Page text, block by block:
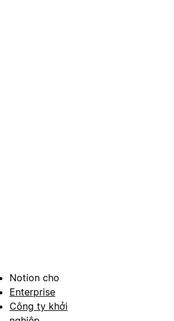
Notion cho
Enterprise
Công ty khởi